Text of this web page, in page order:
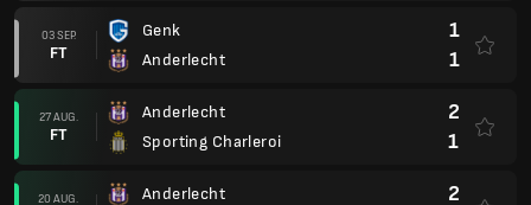
03 SEP.
FT
Genk
Anderlecht
1
1
27 AUG.
FT
Anderlecht
Sporting Charleroi
2
1
20 AUG.
Anderlecht
2